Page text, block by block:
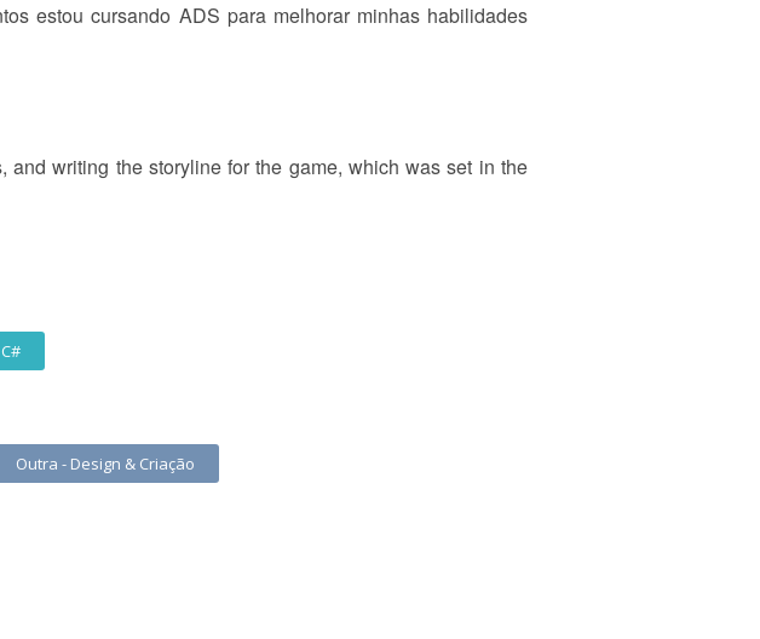
estou cursando ADS para melhorar minhas habilidades
writing the storyline for the game, which was set in the
Outra - Design & Criação